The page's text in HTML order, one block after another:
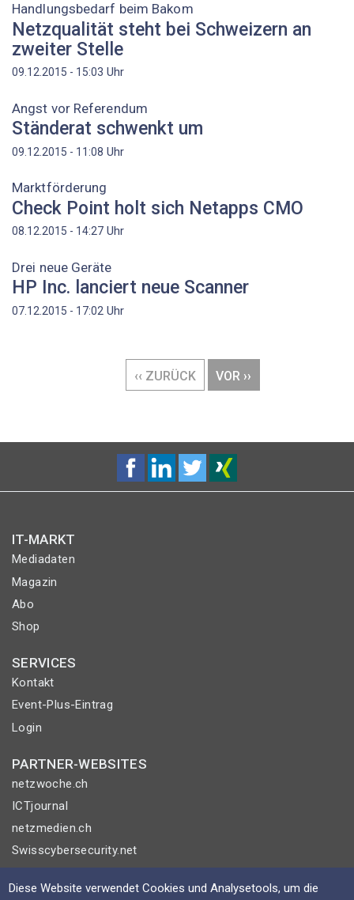
Handlungsbedarf beim Bakom
Netzqualität steht bei Schweizern an
zweiter Stelle
09.12.2015 - 15:03 Uhr
Angst vor Referendum
Ständerat schwenkt um
09.12.2015 - 11:08 Uhr
Marktförderung
Check Point holt sich Netapps CMO
08.12.2015 - 14:27 Uhr
Drei neue Geräte
HP Inc. lanciert neue Scanner
07.12.2015 - 17:02 Uhr
VORHERIGE
SEITE
‹‹ ZURÜCK
NÄCHSTE
SEITE
VOR ››
IT-MARKT
Mediadaten
Magazin
Abo
Shop
SERVICES
Kontakt
Event-Plus-Eintrag
Login
PARTNER-WEBSITES
netzwoche.ch
ICTjournal
netzmedien.ch
Swisscybersecurity.net
© NETZMEDIEN AG 2026
Diese Website verwendet Cookies und Analysetools, um die